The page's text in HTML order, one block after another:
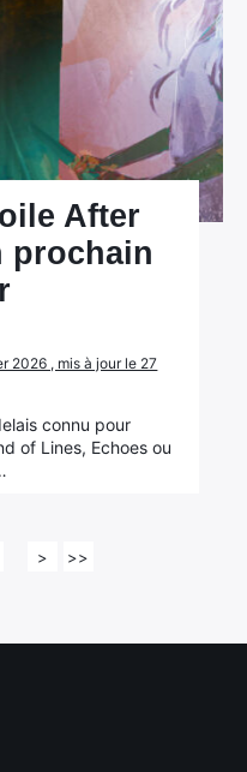
After
prochain
2026 , mis à jour le 27
connu pour
of Lines, Echoes ou
> >>